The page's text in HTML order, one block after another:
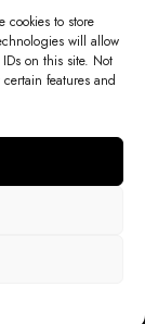
cookies to store
will allow
on this site. Not
features and